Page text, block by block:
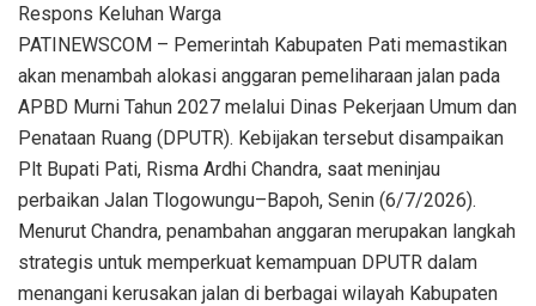
Respons Keluhan Warga
PATINEWSCOM – Pemerintah Kabupaten Pati memastikan
akan menambah alokasi anggaran pemeliharaan jalan pada
APBD Murni Tahun 2027 melalui Dinas Pekerjaan Umum dan
Penataan Ruang (DPUTR). Kebijakan tersebut disampaikan
Plt Bupati Pati, Risma Ardhi Chandra, saat meninjau
perbaikan Jalan Tlogowungu–Bapoh, Senin (6/7/2026).
Menurut Chandra, penambahan anggaran merupakan langkah
strategis untuk memperkuat kemampuan DPUTR dalam
menangani kerusakan jalan di berbagai wilayah Kabupaten